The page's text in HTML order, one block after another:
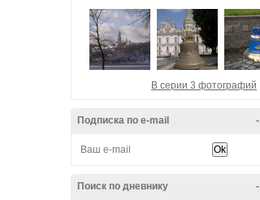
В серии 3 фотографий
-
Подписка по e-mail
-
Поиск по дневнику